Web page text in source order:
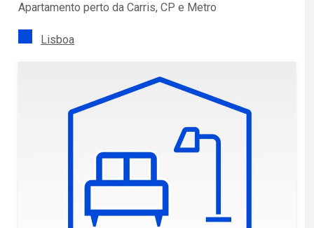
Apartamento perto da Carris, CP e Metro
Lisboa